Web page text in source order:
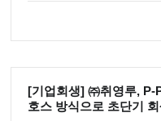
[기업회생] ㈜취영루, P-
호스 방식으로 초단기